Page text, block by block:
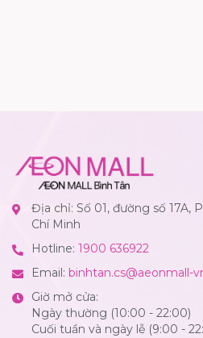
Địa chỉ: Số 01, đường số 17A,
Chí Minh
Hotline: 1900 636922
Email: binhtan.cs@aeonmall-
Giờ mở cửa:
Ngày thường (10:00 - 22:00)
Cuối tuần và ngày lễ (9:00 -